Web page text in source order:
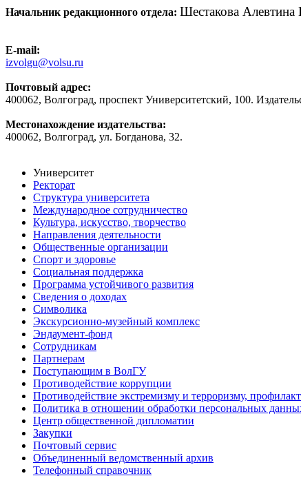
Начальник редакционного отдела: Шестакова Алевтина
E-mail:
izvolgu@volsu.ru
Почтовый адрес:
400062, Волгоград, проспект Университетский, 100.
Местонахождение издательства:
400062, Волгоград, ул. Богданова, 32.
Университет
Ректорат
Структура университета
Международное сотрудничество
Культура, искусство, творчество
Направления деятельности
Общественные организации
Спорт и здоровье
Социальная поддержка
Программа устойчивого развития
Сведения о доходах
Символика
Экскурсионно-музейный комплекс
Эндаумент-фонд
Сотрудникам
Партнерам
Поступающим в ВолГУ
Противодействие коррупции
Противодействие экстремизму и терроризму,
Политика в отношении обработки персональных
Центр общественной дипломатии
Закупки
Почтовый сервис
Объединенный ведомственный архив
Телефонный справочник